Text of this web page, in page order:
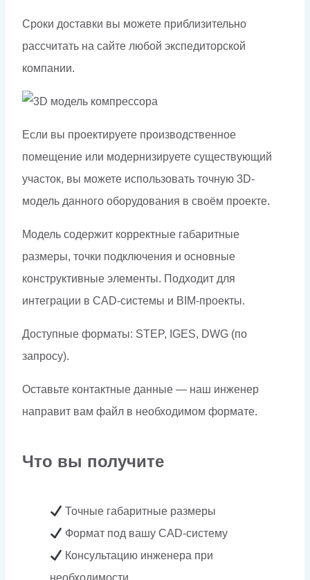
Сроки доставки вы можете приблизительно
рассчитать на сайте любой экспедиторской
компании.
Если вы проектируете производственное
помещение или модернизируете существующий
участок, вы можете использовать точную 3D-
модель данного оборудования в своём проекте.
Модель содержит корректные габаритные
размеры, точки подключения и основные
конструктивные элементы. Подходит для
интеграции в CAD-системы и BIM-проекты.
Доступные форматы: STEP, IGES, DWG (по
запросу).
Оставьте контактные данные — наш инженер
направит вам файл в необходимом формате.
Что вы получите
Точные габаритные размеры
Формат под вашу CAD-систему
Консультацию инженера при